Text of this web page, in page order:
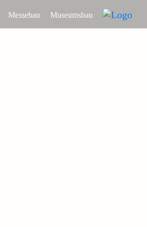
Messebau Museumsbau